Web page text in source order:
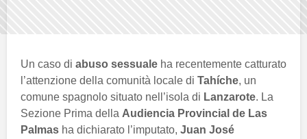
Un caso di abuso sessuale ha recentemente catturato
l’attenzione della comunità locale di Tahíche, un
comune spagnolo situato nell’isola di Lanzarote. La
Sezione Prima della Audiencia Provincial de Las
Palmas ha dichiarato l’imputato, Juan José